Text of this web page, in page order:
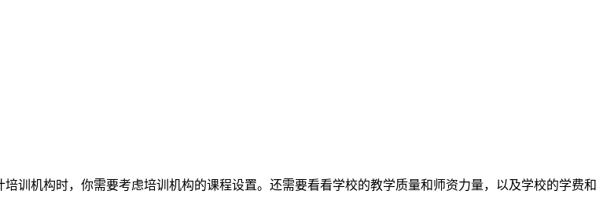
训机构时，你需要考虑培训机构的课程设置。还需要看看学校的教学质量和师资力量，以及学校的学费和